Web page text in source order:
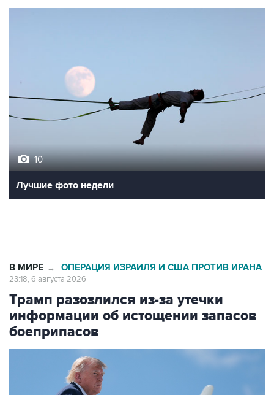
10
Лучшие фото недели
В МИРЕ → ОПЕРАЦИЯ ИЗРАИЛЯ И США ПРОТИВ ИРАНА
23:18, 6 августа 2026
Трамп разозлился из-за утечки
информации об истощении запасов
боеприпасов